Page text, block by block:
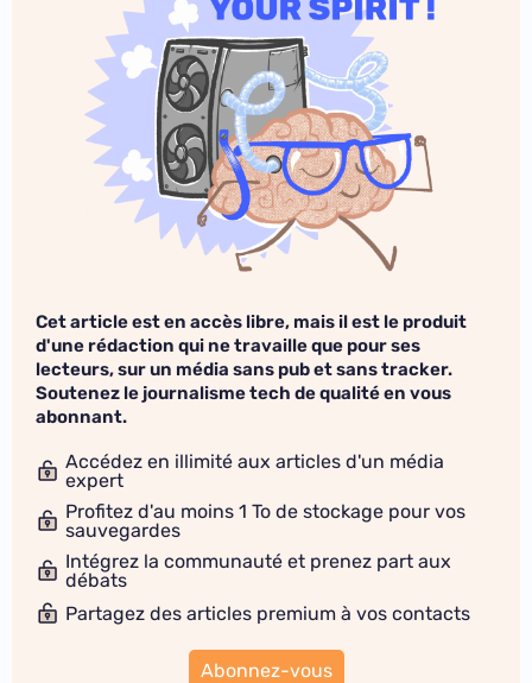
Cet article est en accès libre, mais il est le produit
d'une rédaction qui ne travaille que pour ses
lecteurs, sur un média sans pub et sans tracker.
Soutenez le journalisme tech de qualité en vous
abonnant.
Accédez en illimité aux articles d'un média
expert
Profitez d'au moins 1 To de stockage pour vos
sauvegardes
Intégrez la communauté et prenez part aux
débats
Partagez des articles premium à vos contacts
Abonnez-vous